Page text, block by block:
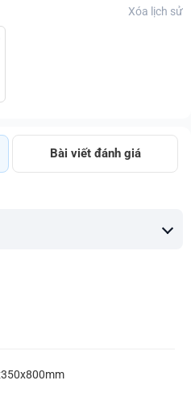
Xóa lịch sử
Bài viết đánh giá